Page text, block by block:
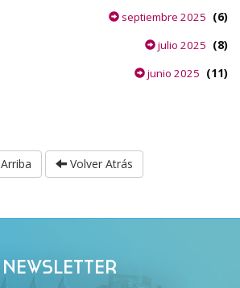
septiembre 2025 (6)
julio 2025 (8)
junio 2025 (11)
Arriba Volver Atrás
NEWSLETTER